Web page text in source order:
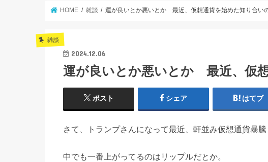
HOME 雑談 運が良いとか悪いとか 最近、仮想通貨を始めた知り合い
雑談
2024.12.06
運が良いとか悪いとか 最近、仮
ポスト シェア はてブ
さて、トランプさんになって最近、軒並み仮想通貨暴騰
中でも一番上がってるのはリップルだとか。